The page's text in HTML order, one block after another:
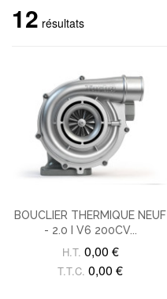
12 résultats
BOUCLIER THERMIQUE NEUF
- 2.0 I V6 200CV...
H.T. 0,00 €
T.T.C. 0,00 €